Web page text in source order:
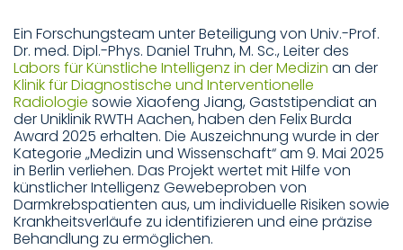
Ein Forschungsteam unter Beteiligung von Univ.-Prof.
Dr. med. Dipl.-Phys. Daniel Truhn, M. Sc., Leiter des
Labors für Künstliche Intelligenz in der Medizin an der
Klinik für Diagnostische und Interventionelle
Radiologie sowie Xiaofeng Jiang, Gaststipendiat an
der Uniklinik RWTH Aachen, haben den Felix Burda
Award 2025 erhalten. Die Auszeichnung wurde in der
Kategorie „Medizin und Wissenschaft“ am 9. Mai 2025
in Berlin verliehen. Das Projekt wertet mit Hilfe von
künstlicher Intelligenz Gewebeproben von
Darmkrebspatienten aus, um individuelle Risiken sowie
Krankheitsverläufe zu identifizieren und eine präzise
Behandlung zu ermöglichen.